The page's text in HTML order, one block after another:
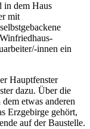
in dem Haus
mit
innen ein
Hauptfenster
dazu. Über die
etwas anderen
Erzgebirge gehört,
auf der Baustelle.